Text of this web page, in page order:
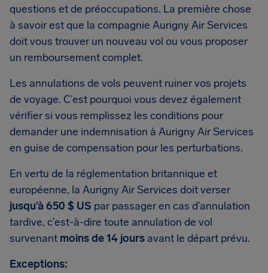
questions et de préoccupations. La première chose
à savoir est que la compagnie Aurigny Air Services
doit vous trouver un nouveau vol ou vous proposer
un remboursement complet.
Les annulations de vols peuvent ruiner vos projets
de voyage. C’est pourquoi vous devez également
vérifier si vous remplissez les conditions pour
demander une indemnisation à Aurigny Air Services
en guise de compensation pour les perturbations.
En vertu de la réglementation britannique et
européenne, la Aurigny Air Services doit verser
jusqu’à 650 $ US par passager en cas d’annulation
tardive, c’est-à-dire toute annulation de vol
survenant moins de 14 jours avant le départ prévu.
Exceptions: